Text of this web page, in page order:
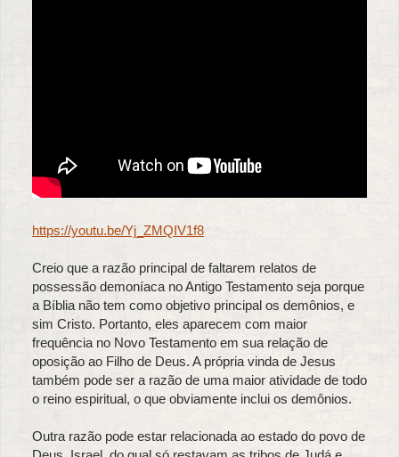
https://youtu.be/Yj_ZMQIV1f8
Creio que a razão principal de faltarem relatos de
possessão demoníaca no Antigo Testamento seja porque
a Bíblia não tem como objetivo principal os demônios, e
sim Cristo. Portanto, eles aparecem com maior
frequência no Novo Testamento em sua relação de
oposição ao Filho de Deus. A própria vinda de Jesus
também pode ser a razão de uma maior atividade de todo
o reino espiritual, o que obviamente inclui os demônios.
Outra razão pode estar relacionada ao estado do povo de